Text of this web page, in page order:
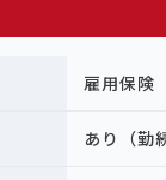
雇用保
あり（勤